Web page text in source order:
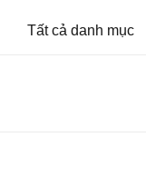
Tất cả danh mục